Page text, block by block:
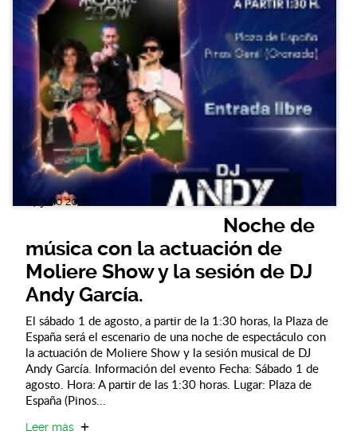
07 julio 2026
Noche de
música con la actuación de
Moliere Show y la sesión de DJ
Andy García.
El sábado 1 de agosto, a partir de la 1:30 horas, la Plaza de
España será el escenario de una noche de espectáculo con
la actuación de Moliere Show y la sesión musical de DJ
Andy García. Información del evento Fecha: Sábado 1 de
agosto. Hora: A partir de las 1:30 horas. Lugar: Plaza de
España (Pinos...
Leer más